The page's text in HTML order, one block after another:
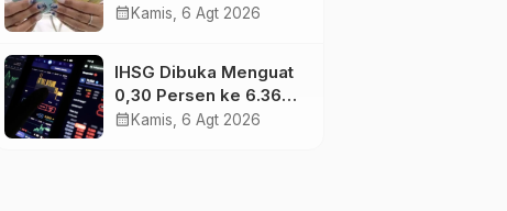
Tembus Rp2,787 Juta
calendar_month Kamis, 6 Agt 2026
IHSG Dibuka Menguat
0,30 Persen ke 6.369,
Saham Emas dan
calendar_month Kamis, 6 Agt 2026